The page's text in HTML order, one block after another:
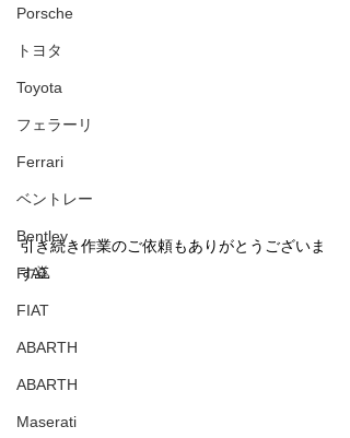
Porsche
トヨタ
Toyota
フェラーリ
Ferrari
ベントレー
Bentley
FIAT
FIAT
ABARTH
ABARTH
Maserati
引き続き作業のご依頼もありがとうございま
す🙇